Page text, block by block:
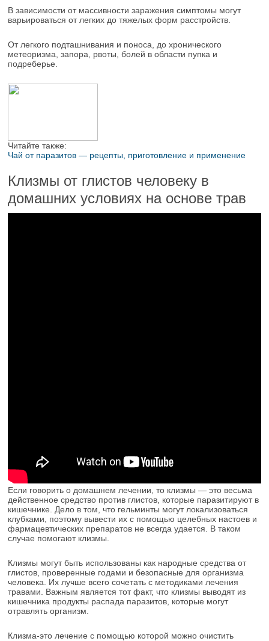
В зависимости от массивности заражения симптомы могут
варьироваться от легких до тяжелых форм расстройств.
От легкого подташнивания и поноса, до хронического
метеоризма, запора, рвоты, болей в области пупка и
подреберье.
Читайте также:
Чай от паразитов — рецепты, приготовление и применение
Клизмы от глистов человеку в
домашних условиях на основе трав
Если говорить о домашнем лечении, то клизмы — это весьма
действенное средство против глистов, которые паразитируют в
кишечнике. Дело в том, что гельминты могут локализоваться
клубками, поэтому вывести их с помощью целебных настоев и
фармацевтических препаратов не всегда удается. В таком
случае помогают клизмы.
Клизмы могут быть использованы как народные средства от
глистов, проверенные годами и безопасные для организма
человека. Их лучше всего сочетать с методиками лечения
травами. Важным является тот факт, что клизмы выводят из
кишечника продукты распада паразитов, которые могут
отравлять организм.
Клизма-это лечение с помощью которой можно очистить